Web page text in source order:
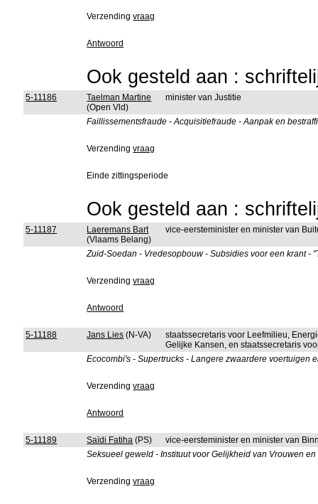
Verzendingvraag
Antwoord
Ook gesteld aan :
5-11186
Taelman Martine
(Open Vld)
minister van Justitie
Faillissementsfraude - Acquisitiefraude - Aanpak en
Verzendingvraag
Einde zittingsperiode
Ook gesteld aan :
5-11187
Laeremans Bart
(Vlaams Belang)
vice-eersteminister en minister van
Zuid-Soedan - Vredesopbouw - Subsidies voor een krant -
Verzendingvraag
Antwoord
5-11188 Jans Lies (N-VA)
staatssecretaris voor Leefmilieu,
Gelijke Kansen, en staatssecretaris
Ecocombi's - Supertrucks - Langere zwaardere voertuigen
Verzendingvraag
Antwoord
5-11189 Saïdi Fatiha (PS)
vice-eersteminister en minister van
Seksueel geweld - Instituut voor Gelijkheid van Vrouwen
Verzendingvraag